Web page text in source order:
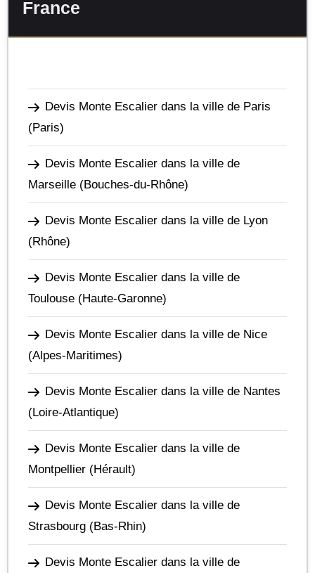
France
Devis Monte Escalier dans la ville de Paris
(Paris)
Devis Monte Escalier dans la ville de
Marseille (Bouches-du-Rhône)
Devis Monte Escalier dans la ville de Lyon
(Rhône)
Devis Monte Escalier dans la ville de
Toulouse (Haute-Garonne)
Devis Monte Escalier dans la ville de Nice
(Alpes-Maritimes)
Devis Monte Escalier dans la ville de Nantes
(Loire-Atlantique)
Devis Monte Escalier dans la ville de
Montpellier (Hérault)
Devis Monte Escalier dans la ville de
Strasbourg (Bas-Rhin)
Devis Monte Escalier dans la ville de